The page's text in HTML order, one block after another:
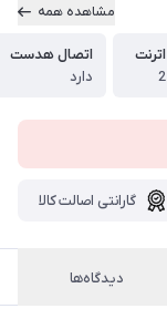
مشاهده همه
اترنت
2
اتصال هدست
دارد
گارانتی اصالت کالا
دیدگاه‌ها